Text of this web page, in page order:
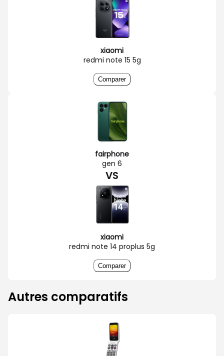
xiaomi
redmi note 15 5g
Comparer
fairphone
gen 6
VS
xiaomi
redmi note 14 proplus 5g
Comparer
Autres comparatifs